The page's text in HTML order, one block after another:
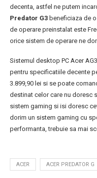
decenta, astfel ne putem
Predator G3 beneficiaza de o
de operare preinstalat este
orice sistem de operare ne
Sistemul desktop PC Acer
pentru specificatiile decente
3.899,90 lei si se poate
destinat celor care nu doresc
sistem gaming si isi doresc
dorim un sistem gaming cu
performanta, trebuie sa mai
ACER ACER PREDATOR G